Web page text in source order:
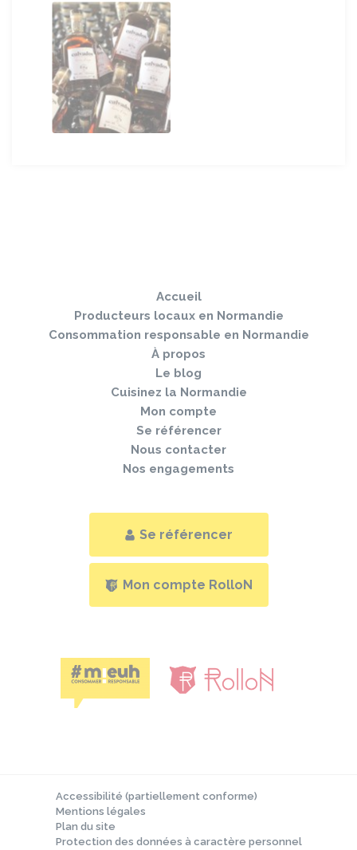
Accueil
Producteurs locaux en Normandie
Consommation responsable en Normandie
À propos
Le blog
Cuisinez la Normandie
Mon compte
Se référencer
Nous contacter
Nos engagements
Se référencer
Mon compte RolloN
Accessibilité (partiellement conforme)
Mentions légales
Plan du site
Protection des données à caractère personnel